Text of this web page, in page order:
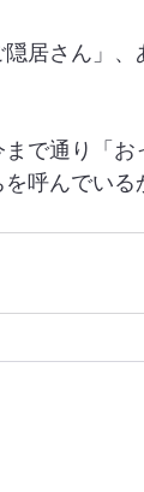
居さん」
で通り「
呼んでい